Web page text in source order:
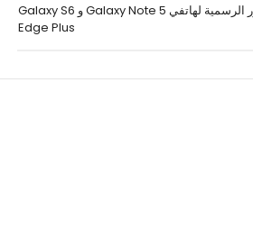
تسريب الصور الرسمية لهاتفي Galaxy Note 5 و Galaxy S6
Edge Plus